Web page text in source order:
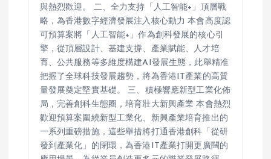
與熱烈歡迎。 二、全力支持「人工智能+」頂層戰
略，為香港數字經濟發展注入核心動力 本會高度認
可預算案將「人工智能+」作為創科發展的核心引
擎，從頂層設計、基建支撐、產業賦能、人才培
育、公共服務等多維度構建AI發展生態，此舉精准
把握了全球科技發展趨勢，將為香港IT產業的高質
量發展奠定堅實基礎。 三、積極響應新型工業化佈
局，完善創科生態圈，培育壯大新興產業 本會熱烈
歡迎預算案圍繞新型工業化、新興產業培育推出的
一系列重磅措施，這些舉措將打通香港創科「從研
發到產業化」的閉環，為香港IT產業打開更廣闊的